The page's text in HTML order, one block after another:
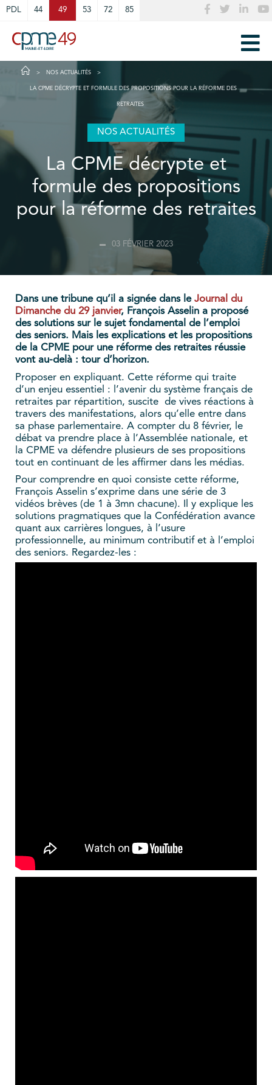
PDL 44 49 53 72 85
NOS ACTUALITÉS
LA CPME DÉCRYPTE ET FORMULE DES PROPOSITIONS POUR LA RÉFORME DES
RETRAITES
NOS ACTUALITÉS
La CPME décrypte et
formule des propositions
pour la réforme des retraites
03 FÉVRIER 2023
Dans une tribune qu’il a signée dans le Journal du
Dimanche du 29 janvier, François Asselin a proposé
des solutions sur le sujet fondamental de l’emploi
des seniors. Mais les explications et les propositions
de la CPME pour une réforme des retraites réussie
vont au-delà : tour d’horizon.
Proposer en expliquant. Cette réforme qui traite
d’un enjeu essentiel : l’avenir du système français de
retraites par répartition, suscite de vives réactions à
travers des manifestations, alors qu’elle entre dans
sa phase parlementaire. A compter du 8 février, le
débat va prendre place à l’Assemblée nationale, et
la CPME va défendre plusieurs de ses propositions
tout en continuant de les affirmer dans les médias.
Pour comprendre en quoi consiste cette réforme,
François Asselin s’exprime dans une série de 3
vidéos brèves (de 1 à 3mn chacune). Il y explique les
solutions pragmatiques que la Confédération avance
quant aux carrières longues, à l’usure
professionnelle, au minimum contributif et à l’emploi
des seniors. Regardez-les :
Cookies management panel